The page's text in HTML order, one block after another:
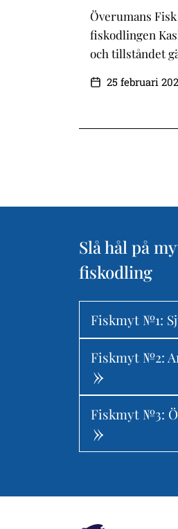
Överumans
fiskodlingen
och tillståndet
25 februari
Slå hål på
fiskodling
Fiskmyt №1:
Fiskmyt №2:
Fiskmyt №3: